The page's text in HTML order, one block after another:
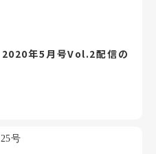
年5月号Vol.2配信の